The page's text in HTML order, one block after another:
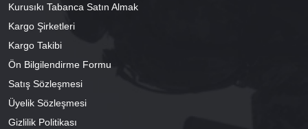
Kurusıkı Tabanca Satın Almak
Kargo Şirketleri
Kargo Takibi
Ön Bilgilendirme Formu
Satış Sözleşmesi
Üyelik Sözleşmesi
Gizlilik Politikası